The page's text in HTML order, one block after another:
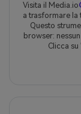
Visita il Media.io
a trasformare
Questo
browser:
Clicca